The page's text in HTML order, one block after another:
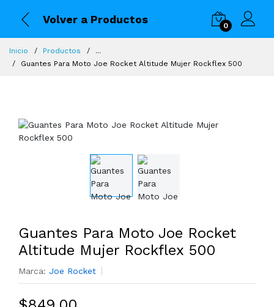
Volver a Productos
0
Inicio Productos
...
Guantes Para Moto Joe Rocket Altitude Mujer Rockflex 500
Guantes Para Moto Joe Rocket
Altitude Mujer Rockflex 500
Marca: Joe Rocket